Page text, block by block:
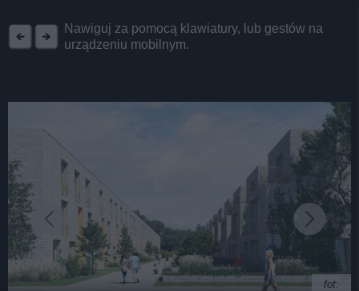
Nawiguj za pomocą klawiatury, lub gestów na
urządzeniu mobilnym.
fot: